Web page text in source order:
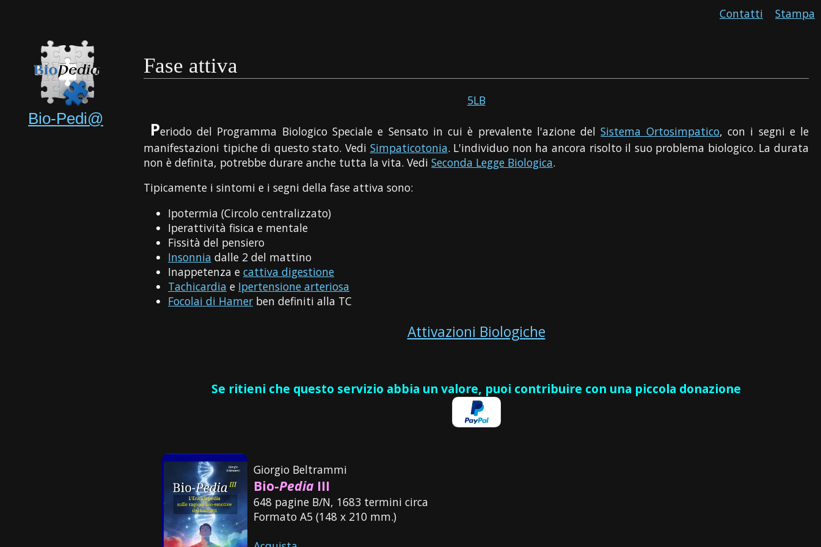
Stampa
Contatti
Bio-Pedi@
Fase attiva
5LB
Periodo del Programma Biologico Speciale e Sensato in cui è prevalente l'azione delSistema Ortosimpatico, con i segni e le
manifestazioni tipiche di questo stato. Vedi Simpaticotonia. L'individuo non ha ancora risolto il suo problema biologico. La durata
non è definita, potrebbe durare anche tutta la vita. VediSeconda Legge Biologica.
Tipicamente i sintomi e i segni della fase attiva sono:
Ipotermia (Circolo centralizzato)
Iperattività fisica e mentale
Fissità del pensiero
Insonnia dalle 2 del mattino
Inappetenza ecattiva digestione
Tachicardia e Ipertensione arteriosa
Focolai di Hamer ben definiti alla TC
Attivazioni Biologiche
Se ritieni che questo servizio abbia un valore, puoi contribuire con una piccola donazione
Giorgio Beltrammi
Bio-Pedia III
648 pagine B/N, 1683 termini circa
Formato A5 (148 x 210 mm.)